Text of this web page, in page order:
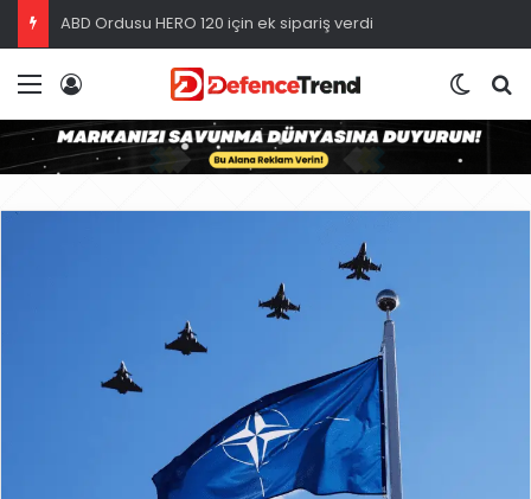
ABD Ordusu HERO 120 için ek sipariş verdi
Menü Dış